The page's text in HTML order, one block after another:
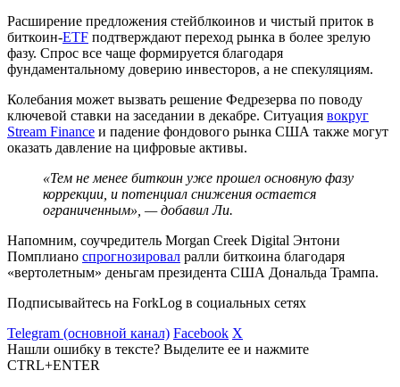
Расширение предложения стейблкоинов и чистый приток в
биткоин-ETF подтверждают переход рынка в более зрелую
фазу. Спрос все чаще формируется благодаря
фундаментальному доверию инвесторов, а не спекуляциям.
Колебания может вызвать решение Федрезерва по поводу
ключевой ставки на заседании в декабре. Ситуация вокруг
Stream Finance и падение фондового рынка США также могут
оказать давление на цифровые активы.
«Тем не менее биткоин уже прошел основную фазу
коррекции, и потенциал снижения остается
ограниченным», — добавил Ли.
Напомним, соучредитель Morgan Creek Digital Энтони
Помплиано спрогнозировал ралли биткоина благодаря
«вертолетным» деньгам президента США Дональда Трампа.
Подписывайтесь на ForkLog в социальных сетях
Telegram (основной канал) Facebook X
Нашли ошибку в тексте? Выделите ее и нажмите
CTRL+ENTER